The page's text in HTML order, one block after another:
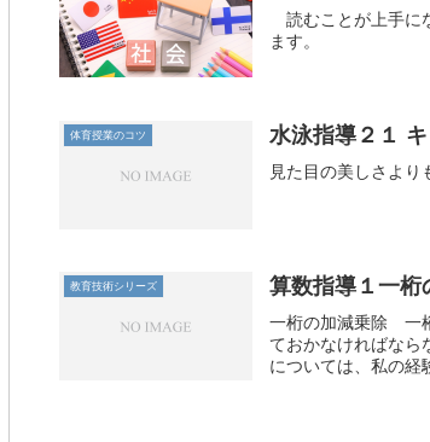
読むことが上手に
ます。
体育授業のコツ 水泳指導２１
見た目の美しさより
教育技術シリーズ 算数指導１一桁
一桁の加減乗除 一
ておかなければな
については、私の経